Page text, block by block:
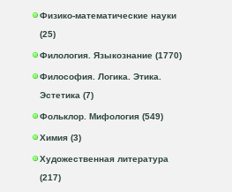
Физико-математические науки
(25)
Филология. Языкознание (1770)
Философия. Логика. Этика.
Эстетика (7)
Фольклор. Мифология (549)
Химия (3)
Художественная литература
(217)